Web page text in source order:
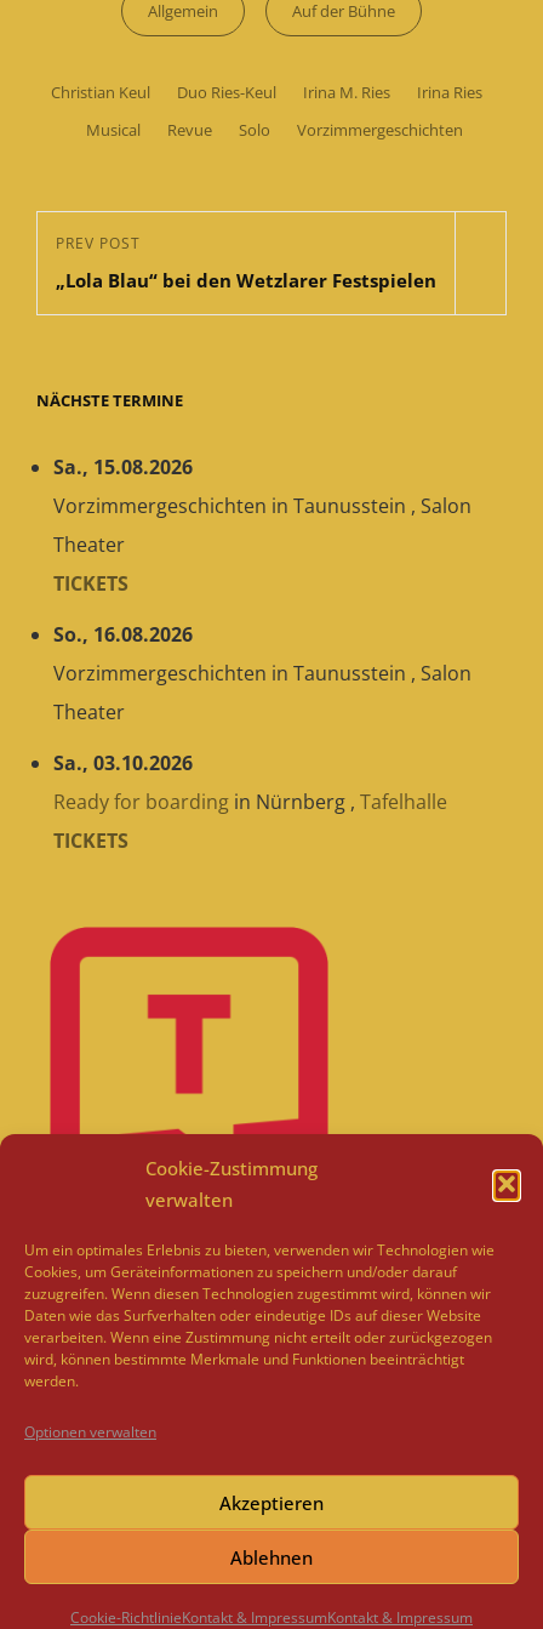
Cookie-Zustimmung
verwalten
Um ein optimales Erlebnis zu bieten, verwenden wir Technologien wie
Cookies, um Geräteinformationen zu speichern und/oder darauf
zuzugreifen. Wenn diesen Technologien zugestimmt wird, können wir
Daten wie das Surfverhalten oder eindeutige IDs auf dieser Website
verarbeiten. Wenn eine Zustimmung nicht erteilt oder zurückgezogen
wird, können bestimmte Merkmale und Funktionen beeinträchtigt
werden.
Optionen verwalten
Akzeptieren
Ablehnen
Cookie-RichtlinieKontakt & ImpressumKontakt & Impressum
Allgemein Auf der Bühne
Tags,
Christian Keul Duo Ries-Keul Irina M. Ries
Irina Ries
Musical
Revue Solo Vorzimmergeschichten
Beitragsnavigation
Previous
Post
PREV POST
„Lola Blau“ bei den Wetzlarer Festspielen
NÄCHSTE TERMINE
Sa., 15.08.2026
Vorzimmergeschichten in Taunusstein , Salon
Theater
TICKETS
So., 16.08.2026
Vorzimmergeschichten in Taunusstein , Salon
Theater
Sa., 03.10.2026
Ready for boarding in Nürnberg , Tafelhalle
TICKETS
Copyright © 2026Irina Margarethe Ries Kontakt & Impressum
|WEN Travel ByWEN Themes